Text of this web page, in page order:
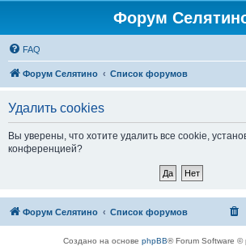
Форум
FAQ
Форум Селятино Список форумов
Удалить cookies
Вы уверены, что хотите удалить все cookie,
конференцией?
Форум Селятино Список форумов
Создано на основе phpBB® Forum Software ©